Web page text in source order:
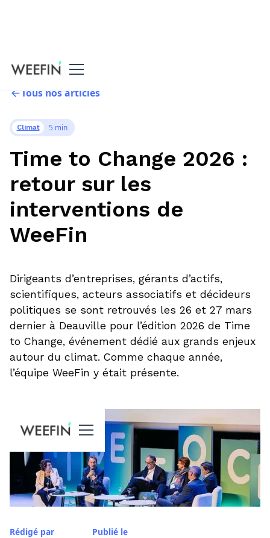
Tous nos articles
Climat 5 min
Time to Change 2026 :
retour sur les
interventions de
WeeFin
Dirigeants d’entreprises, gérants d’actifs,
scientifiques, acteurs associatifs et décideurs
politiques se sont retrouvés les 26 et 27 mars
dernier à Deauville pour l’édition 2026 de Time
to Change, événement dédié aux grands enjeux
autour du climat. Comme chaque année,
l’équipe WeeFin y était présente.
Rédigé par Publié le